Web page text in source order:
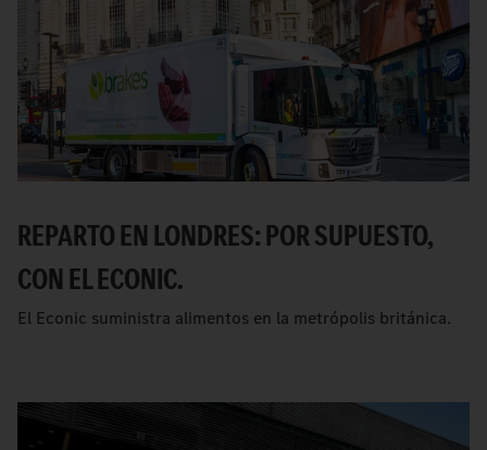
REPARTO EN LONDRES: POR SUPUESTO,
CON EL ECONIC.
El Econic suministra alimentos en la metrópolis británica.